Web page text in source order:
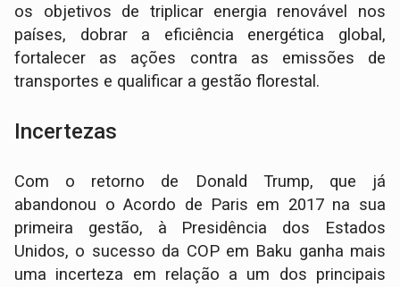
os objetivos de triplicar energia renovável nos
países, dobrar a eficiência energética global,
fortalecer as ações contra as emissões de
transportes e qualificar a gestão florestal.
Incertezas
Com o retorno de Donald Trump, que já
abandonou o Acordo de Paris em 2017 na sua
primeira gestão, à Presidência dos Estados
Unidos, o sucesso da COP em Baku ganha mais
uma incerteza em relação a um dos principais